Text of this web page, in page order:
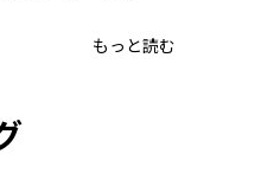
もっと読む